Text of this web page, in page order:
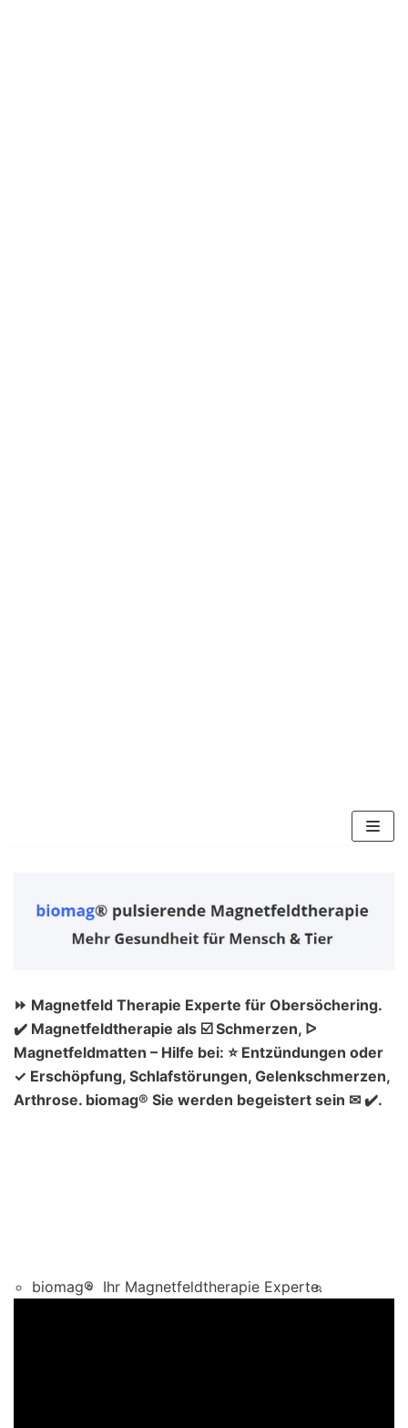
springen
⏩ Magnetfeld Therapie Experte für Obersöchering.
✔️ Magnetfeldtherapie als ☑️ Schmerzen, ᐅ
Magnetfeldmatten – Hilfe bei: ⭐ Entzündungen oder
✓ Erschöpfung, Schlafstörungen, Gelenkschmerzen,
Arthrose. biomag® Sie werden begeistert sein ✉ ✔️.
biomag® Ihr Magnetfeldtherapie Experte.